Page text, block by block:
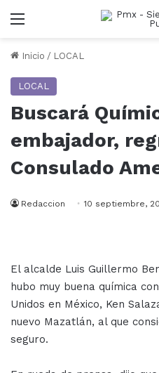
Menu
Inicio / LOCAL
LOCAL
Buscará
embajador,
Consulado
Redaccion 10 septiembre,
El alcalde Luis Guillermo
hubo muy buena química
Unidos en México, Ken
nuevo Mazatlán, al que
seguro.